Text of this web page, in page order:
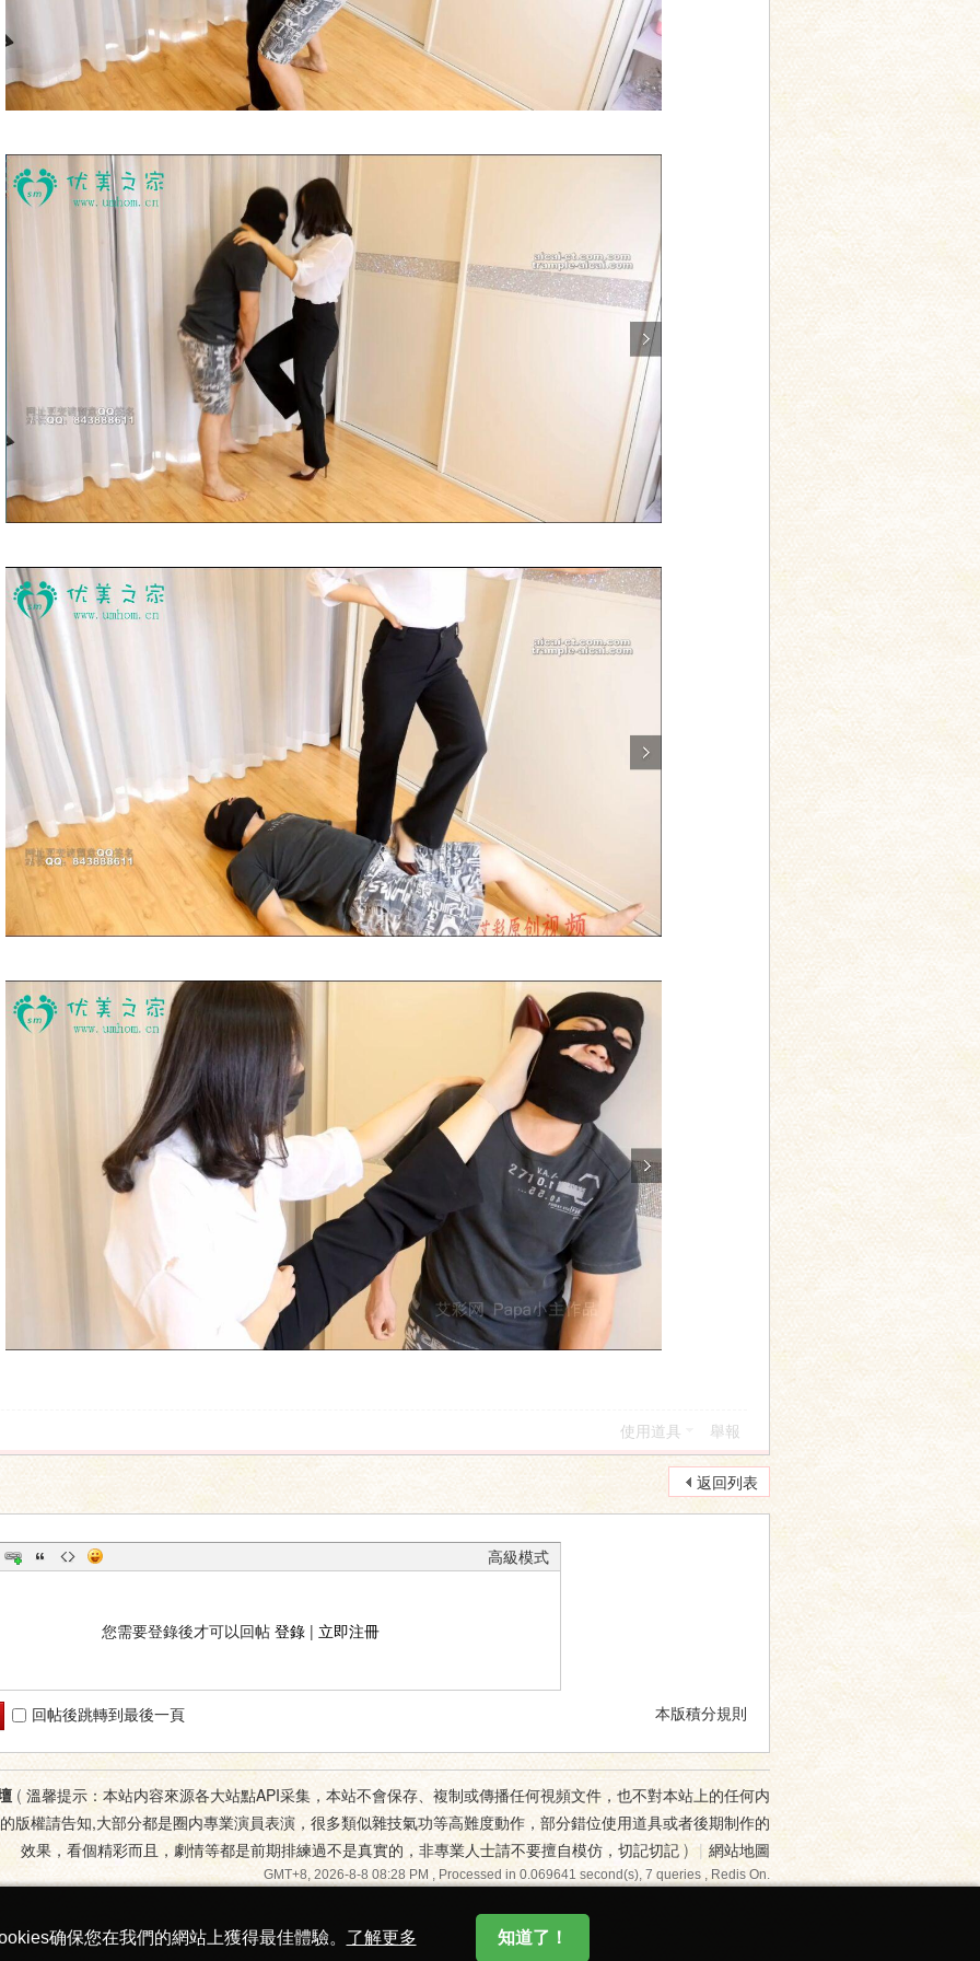
使用道具 舉報
返回列表
高級模式
您需要登錄後才可以回帖 登錄| 立即注冊
本版積分規則
回帖後跳轉到最後一頁
确保您在我們的網站上獲得最佳體驗。 了解更多 知道了！
(溫馨提示：本站内容來源各大站點API采集，本站不會保存、複制或傳播任何視頻文件，也不對本站上的任何内
版權請告知,大部分都是圈内專業演員表演，很多類似雜技氣功等高難度動作，部分錯位使用道具或者後期制作的
效果，看個精彩而且，劇情等都是前期排練過不是真實的，非專業人士請不要擅自模仿，切記切記) | 網站地圖
GMT+8, 2026-8-8 08:28 PM , Processed in 0.069641 second(s), 7 queries , Redis On.